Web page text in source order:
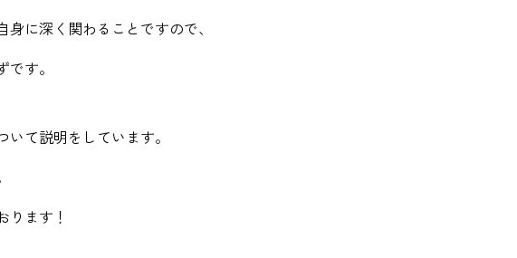
に深く関わることですので、
す。
て説明をしています。
ります！